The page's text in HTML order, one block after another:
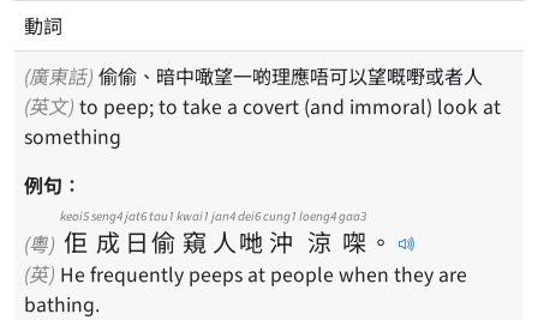
動詞
(廣東話) 偷偷、暗中噉望一啲理應唔可以望嘅嘢或者人
(英文)
something
例句：
(粵) 佢
keoi5
成
seng4
日
jat6
偷
tau1
窺
kwai1
人
jan4
哋
dei6
沖
cung1
涼
loeng4
㗎
gaa3
。
(英) He frequently peeps at people when they are
bathing.